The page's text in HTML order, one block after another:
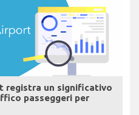
registra un significativo
passeggeri per